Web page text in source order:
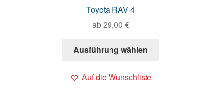
Toyota RAV 4
ab29,00 €
Ausführung wählen
Auf die Wunschliste